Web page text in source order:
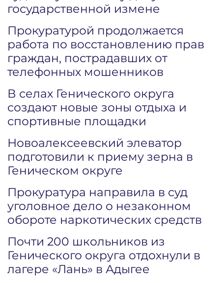
государственной измене
Прокуратурой продолжается
работа по восстановлению прав
граждан, пострадавших от
телефонных мошенников
В селах Генического округа
создают новые зоны отдыха и
спортивные площадки
Новоалексеевский элеватор
подготовили к приему зерна в
Геническом округе
Прокуратура направила в суд
уголовное дело о незаконном
обороте наркотических средств
Почти 200 школьников из
Генического округа отдохнули в
лагере «Лань» в Адыгее